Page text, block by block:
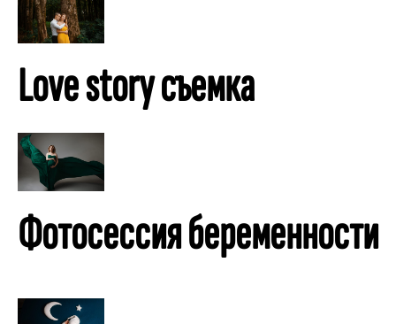
Love story съемка
Фотосессия беременности